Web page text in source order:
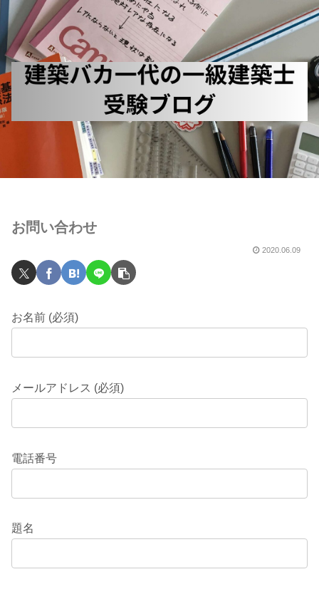
お問い合わせ
2020.06.09
お名前 (必須)
メールアドレス (必須)
電話番号
題名